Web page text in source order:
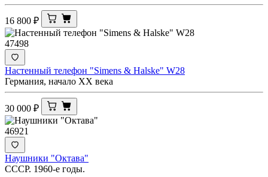
16 800 ₽
47498
Настенный телефон "Simens & Halske" W28
Германия, начало ХХ века
30 000 ₽
46921
Наушники "Октава"
СССР. 1960-е годы.